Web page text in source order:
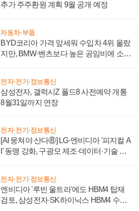
추가 주주환원 계획 9월 공개 예정
자동차·부품
BYD코리아 가격 앞세워 수입차 4위 올랐
지만, BMW·벤츠보다 높은 공임비에 소비
전자·전기·정보통신
삼성전자, 갤럭시Z 폴드8 사전예약 개통
8월31일까지 연장
전자·전기·정보통신
[AI 뭉쳐야 산다⑧] LG·엔비디아 '피지컬 A
I' 동맹 강화, 구광모 제조·데이터·기술 결
전자·전기·정보통신
엔비디아 '루빈 울트라'에도 HBM4 탑재
검토, 삼성전자·SK하이닉스 HBM4 수율